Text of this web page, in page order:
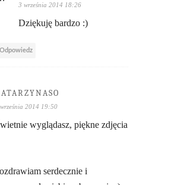
3 września 2014 18:26
Dziękuję bardzo :)
Odpowiedz
2014 19:50
wyglądasz, piękne zdjęcia
serdecznie i